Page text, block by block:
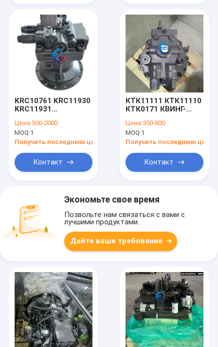
KRC10761 KRC11930
KRC11931
экскаватора для
SUMITOMO SH200-5
SH210-5 SH210-6
Цена:500-2000
MOQ:1
Получить последнюю цену
Контакт
КТК11111 КТК11110
КТК0171 КВИНГ-
SH490LHD-6
SUMITOMO
Цена:350-800
MOQ:1
Получить последнюю цену
Контакт
Экономьте свое время
Позвольте нам связаться с вами с
лучшими продуктами.
Дайте ваше требование